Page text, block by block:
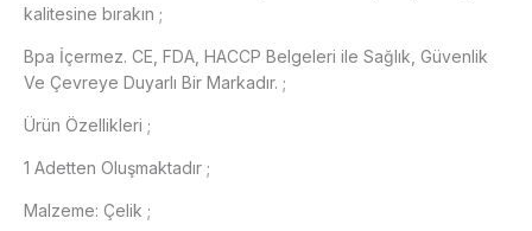
kalitesine bırakın ;
Bpa İçermez. CE, FDA, HACCP Belgeleri ile Sağlık, Güvenlik
Ve Çevreye Duyarlı Bir Markadır. ;
Ürün Özellikleri ;
1 Adetten Oluşmaktadır ;
Malzeme: Çelik ;